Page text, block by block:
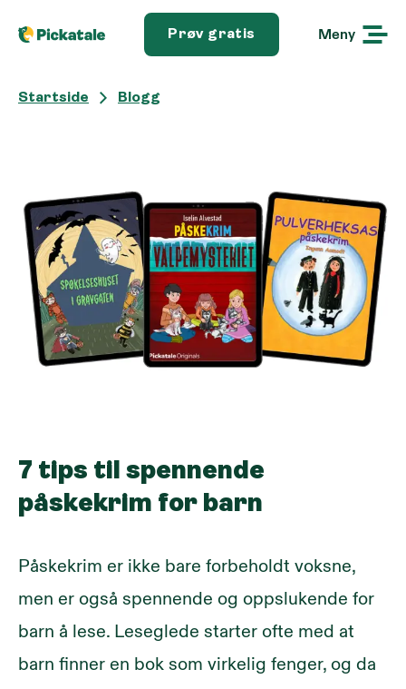
Prøv gratis Meny
Startside Blogg
7 tips til spennende
påskekrim for barn
Påskekrim er ikke bare forbeholdt voksne,
men er også spennende og oppslukende for
barn å lese. Leseglede starter ofte med at
barn finner en bok som virkelig fenger, og da